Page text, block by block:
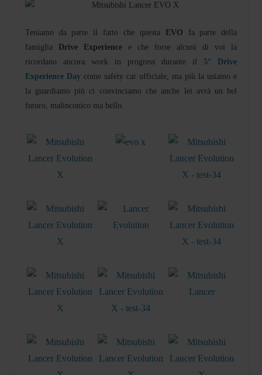
Teniamo da parte il fatto che questa EVO fa parte della
famiglia
Drive Experiencee che forse alcuni di voi la
ricordano ancora work in progress durante il 5° Drive
Experience Daycome safety car ufficiale, ma più la usiamo e
la guardiamo più ci convinciamo che anche lei avrà un bel
futuro, malinconico ma bello.